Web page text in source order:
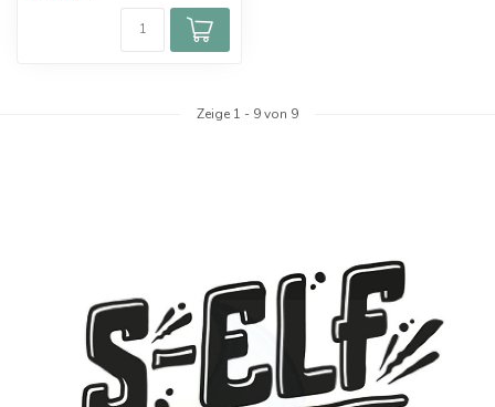
Zeige 1 - 9von 9